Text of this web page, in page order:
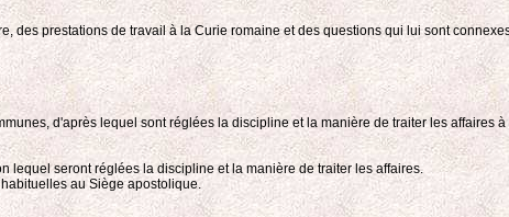
des prestations de travail à la Curie romaine et des questions qui lui sont
d'après lequel sont réglées la discipline et la manière de traiter les
lequel seront réglées la discipline et la manière de traiter les affaires.
au Siège apostolique.